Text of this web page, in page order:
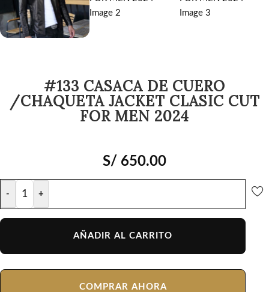
#133 CASACA DE CUERO
/CHAQUETA JACKET CLASIC CUT
FOR MEN 2024
S/ 650.00
- +
AÑADIR AL CARRITO
COMPRAR AHORA